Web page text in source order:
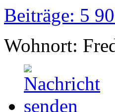
Beiträge: 5
Wohnort: